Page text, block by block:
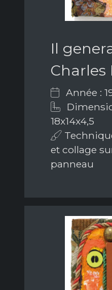
Il
Charles
Année :
18x14x4,5
et collage
panneau